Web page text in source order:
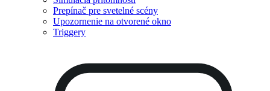
Prepínač pre svetelné scény
Upozornenie na otvorené okno
Triggery